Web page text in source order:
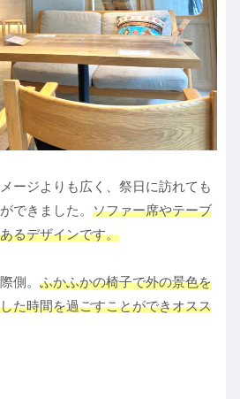
ージよりも広く、祭日に訪れても
できました。 ソファー席やテーブ
るデザインです。
側。 ふかふかの椅子で外の景色を
た時間を過ごすことができオスス